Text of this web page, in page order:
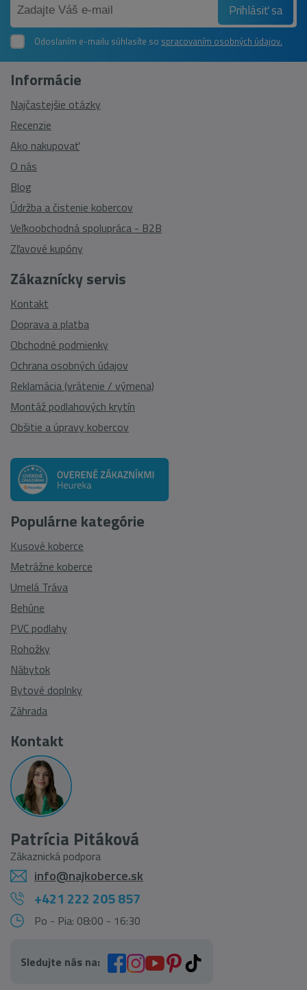
Prihlásiť sa
Odoslaním e-mailu súhlasíte so spracovaním osobných údajov.
Zákaznícky servis
Kontakt
Doprava a platba
Obchodné podmienky
Ochrana osobných údajov
Reklamácia (vrátenie / výmena)
Montáž podlahových krytín
Obšitie a úpravy kobercov
Informácie
Najčastejšie otázky
Recenzie
Ako nakupovať
O nás
Blog
Údržba a čistenie kobercov
Veľkoobchodná spolupráca - B2B
Zľavové kupóny
Populárne kategórie
Kusové koberce
Metrážne koberce
Umelá Tráva
Behúne
PVC podlahy
Rohožky
Nábytok
Bytové doplnky
Záhrada
Kontakt
Patrícia Pitáková
Zákaznická podpora
info@najkoberce.sk
+421 222 205 857
Po - Pia: 08:00 - 16:30
Sledujte nás na: